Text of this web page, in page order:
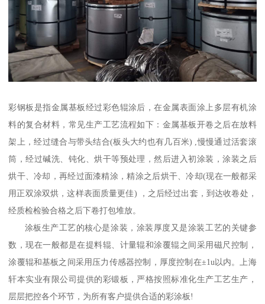
彩钢板是指金属基板经过彩色辊涂后，在金属表面涂上多层有机涂
料的复合材料，常见生产工艺流程如下：金属基板开卷之后在放料
架上，经过缝合与带头结合(板头大约也有几百米) ,慢慢通过活套滚
筒，经过碱洗、钝化、烘干等预处理，然后进入初涂装，涂装之后
烘干、冷却，再经过面漆精涂，精涂之后烘干、冷却(现在一般都采
用正双涂双烘，这样表面质量更佳) ，之后经过出套，到达收卷处，
经质检检验合格之后下卷打包堆放。
涂板生产工艺的核心是涂装，涂装厚度又是涂装工艺的关键参
数，现在一般都是在提料辊、计量辊和涂覆辊之间采用磁尺控制，
涂覆辊和基板之间采用压力传感器控制，厚度控制在±1u以内。上海
轩本实业有限公司提供的彩锻板，严格按照标准化生产工艺生产，
层层把控各个环节，为所有客户提供合适的彩涂板!